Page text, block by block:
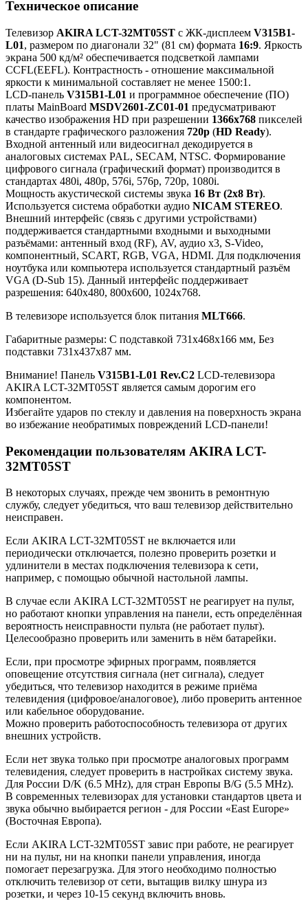
Техническое описание
Телевизор AKIRA LCT-32MT05ST с ЖК-дисплеем V315B1-
L01, размером по диагонали 32" (81 см) формата 16:9. Яркость
экрана 500 кд/м² обеспечивается подсветкой лампами
CCFL(EEFL). Контрастность - отношение максимальной
яркости к минимальной составляет не менее 1500:1.
LCD-панель V315B1-L01 и программное обеспечение (ПО)
платы MainBoard MSDV2601-ZC01-01 предусматривают
качество изображения HD при разрешении 1366x768 пикселей
в стандарте графического разложения 720p (HD Ready).
Входной антенный или видеосигнал декодируется в
аналоговых системах PAL, SECAM, NTSC. Формирование
цифрового сигнала (графический формат) производится в
стандартах 480i, 480p, 576i, 576p, 720p, 1080i.
Мощность акустической системы звука 16 Вт (2х8 Вт).
Используется система обработки аудио NICAM STEREO.
Внешний интерфейс (связь с другими устройствами)
поддерживается стандартными входными и выходными
разъёмами: антенный вход (RF), AV, аудио x3, S-Video,
компонентный, SCART, RGB, VGA, HDMI. Для подключения
ноутбука или компьютера используется стандартный разъём
VGA (D-Sub 15). Данный интерфейс поддерживает
разрешения: 640x480, 800x600, 1024x768.
В телевизоре используется блок питания MLT666.
Габаритные размеры: C подставкой 731x468x166 мм, Без
подставки 731x437x87 мм.
Внимание! Панель V315B1-L01 Rev.C2 LCD-телевизора
AKIRA LCT-32MT05ST является самым дорогим его
компонентом.
Избегайте ударов по стеклу и давления на поверхность экрана
во избежание необратимых повреждений LCD-панели!
Рекомендации пользователям AKIRA LCT-
32MT05ST
В некоторых случаях, прежде чем звонить в ремонтную
службу, следует убедиться, что ваш телевизор действительно
неисправен.
Если AKIRA LCT-32MT05ST не включается или
периодически отключается, полезно проверить розетки и
удлинители в местах подключения телевизора к сети,
например, с помощью обычной настольной лампы.
В случае если AKIRA LCT-32MT05ST не реагирует на пульт,
но работают кнопки управления на панели, есть определённая
вероятность неисправности пульта (не работает пульт).
Целесообразно проверить или заменить в нём батарейки.
Если, при просмотре эфирных программ, появляется
оповещение отсутствия сигнала (нет сигнала), следует
убедиться, что телевизор находится в режиме приёма
телевидения (цифровое/аналоговое), либо проверить антенное
или кабельное оборудование.
Можно проверить работоспособность телевизора от других
внешних устройств.
Если нет звука только при просмотре аналоговых программ
телевидения, следует проверить в настройках систему звука.
Для России D/K (6.5 MHz), для стран Европы B/G (5.5 MHz).
В современных телевизорах для установки стандартов цвета и
звука обычно выбирается регион - для России «East Europe»
(Восточная Европа).
Если AKIRA LCT-32MT05ST завис при работе, не реагирует
ни на пульт, ни на кнопки панели управления, иногда
помогает перезагрузка. Для этого необходимо полностью
отключить телевизор от сети, вытащив вилку шнура из
розетки, и через 10-15 секунд включить вновь.